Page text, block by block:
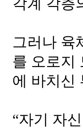
각계 각층
그러나 육
를 오로지
에 바치신
“자기 자